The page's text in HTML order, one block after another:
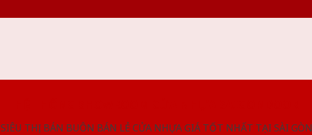
SIÊU THỊ BÁN BUÔN BÁN LẺ CỬA NHỰA GIÁ TỐT NHẤT TẠI SÀI GÒN